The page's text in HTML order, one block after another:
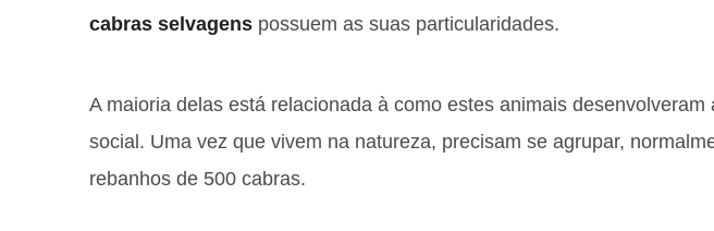
cabras selvagens possuem as suas particularidades.
A maioria delas está relacionada à como estes animais desenvolveram
social. Uma vez que vivem na natureza, precisam se agrupar,
rebanhos de 500 cabras.